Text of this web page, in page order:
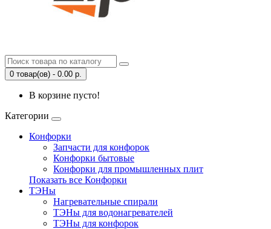
0 товар(ов) - 0.00 р.
В корзине пусто!
Категории
Конфорки
Запчасти для конфорок
Конфорки бытовые
Конфорки для промышленных плит
Показать все Конфорки
ТЭНы
Нагревательные спирали
ТЭНы для водонагревателей
ТЭНы для конфорок